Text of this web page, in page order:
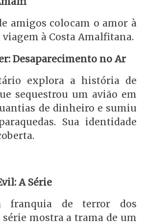
amigos colocam o amor à
à Costa Amalfitana.
Desaparecimento no Ar
explora a história de
sequestrou um avião em
de dinheiro e sumiu
Sua identidade
A Série
franquia de terror dos
série mostra a trama de um